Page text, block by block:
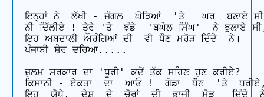
ਇਨ੍ਹਾਂ ਨੇ  ਲੱਖੀ - ਜੰਗਲ  ਘੋੜਿਆਂ  'ਤੇ   ਘਰ  ਬਣਾਏ
ਨੀ ਦਿੱਲੀਏ ! ਤੇਰੇ 'ਤੇ  ਝੰਡੇ  'ਬਘੇਲ ਸਿੰਘ'  ਨੇ ਝੁਲਾਏ
ਇਹ ਅਬਦਾਲੀ ਔਰੰਗਿਆਂ ਦੀ  ਵੀ ਧੌਣ ਮਰੋੜ ਦਿੰਦੇ  ਨੇ।
ਪੰਜਾਬੀ ਸ਼ੇਰ ਦਰਿਆ.....
ਜ਼ੁਲਮ ਸਰਕਾਰ ਦਾ 'ਧੂਰੀ' ਕਦੋਂ ਤੱਕ ਸਹਿਣ ਹੁਣ ਕਰੀਏ?
ਕਿਸਾਨੀ - ਏਕਤਾ  ਦਾ  ਆਓ !  ਗੋਡਾ  ਧੌਣ  'ਤੇ
ਇਹ  ਯੋਧੇ,  ਦੇਸ਼  ਦੇ  ਚੋਰਾਂ  ਦੀ  ਭਾਜੀ  ਮੋੜ   ਦਿੰਦੇ